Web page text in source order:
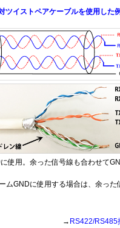
ツイストペアケーブルを使用した例
使用。余った信号線も合わせて
ムGNDに使用する場合は、余った
→ RS422/RS485